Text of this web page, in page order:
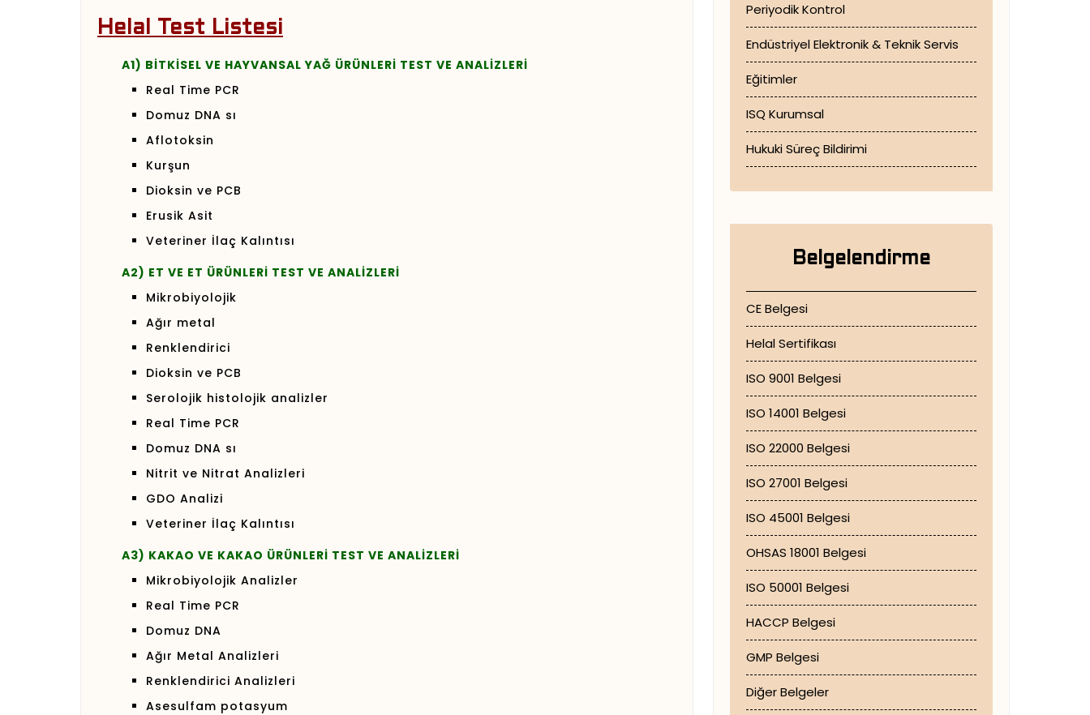
Helal Test Listesi
A1) BİTKİSEL VE HAYVANSAL YAĞ ÜRÜNLERİ TEST VE ANALİZLERİ
Real Time PCR
Domuz DNA sı
Aflotoksin
Kurşun
Dioksin ve PCB
Erusik Asit
Veteriner İlaç Kalıntısı
A2) ET VE ET ÜRÜNLERİ TEST VE ANALİZLERİ
Mikrobiyolojik
Ağır metal
Renklendirici
Dioksin ve PCB
Serolojik histolojik analizler
Real Time PCR
Domuz DNA sı
Nitrit ve Nitrat Analizleri
GDO Analizi
Veteriner İlaç Kalıntısı
A3) KAKAO VE KAKAO ÜRÜNLERİ TEST VE ANALİZLERİ
Mikrobiyolojik Analizler
Real Time PCR
Domuz DNA
Ağır Metal Analizleri
Renklendirici Analizleri
Asesulfam potasyum
Periyodik Kontrol
Endüstriyel Elektronik & Teknik Servis
Eğitimler
ISQ Kurumsal
Hukuki Süreç Bildirimi
Belgelendirme
CE Belgesi
Helal Sertifikası
ISO 9001 Belgesi
ISO 14001 Belgesi
ISO 22000 Belgesi
ISO 27001 Belgesi
ISO 45001 Belgesi
OHSAS 18001 Belgesi
ISO 50001 Belgesi
HACCP Belgesi
GMP Belgesi
Diğer Belgeler